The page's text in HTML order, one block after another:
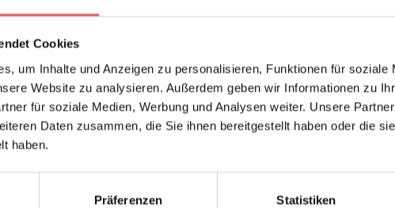
Cookies
um Inhalte und Anzeigen zu personalisieren, Funktionen für soziale
Website zu analysieren. Außerdem geben wir Informationen zu
für soziale Medien, Werbung und Analysen weiter. Unsere
Daten zusammen, die Sie ihnen bereitgestellt haben oder die
haben.
Präferenzen Statistiken
Konfektionierung:
Stil:
Trägermaterial: